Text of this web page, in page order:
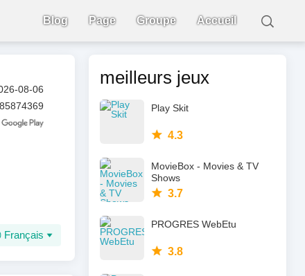
Blog Page Groupe Accueil
08-06
Français
meilleurs jeux
Play Skit
4.3
MovieBox - Movies & TV
Shows
3.7
PROGRES WebEtu
3.8